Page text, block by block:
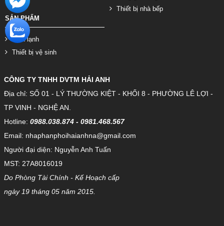
Thiết bị nhà bếp
SẢN PHẨM
Điện lạnh
Thiết bị vệ sinh
CÔNG TY TNHH DVTM HẢI ANH
Địa chỉ: SỐ 01 - LÝ THƯỜNG KIỆT - KHỐI 8 - PHƯỜNG LÊ LỢI -
TP VINH - NGHỆ AN.
Hotline: 0988.038.874 - 0981.468.567
Email: nhaphanphoihaianhna@gmail.com
Người đại diện: Nguyễn Anh Tuấn
MST: 27A8016019
Do Phòng Tài Chính - Kế Hoạch cấp
ngày 19 tháng 05 năm 2015.